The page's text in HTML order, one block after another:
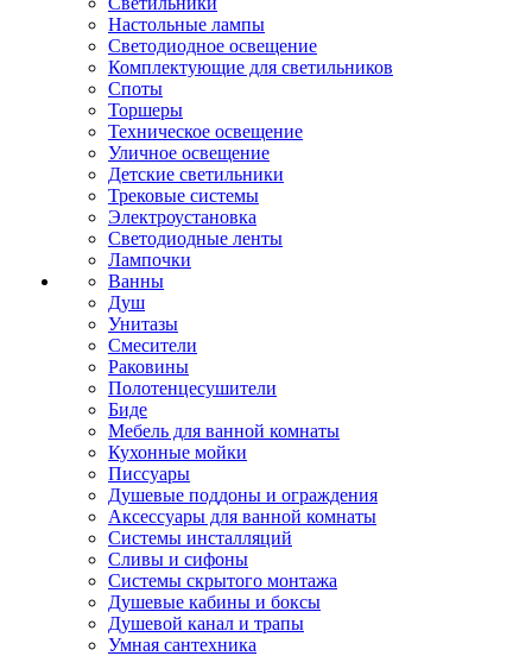
Настольные лампы
Светодиодное освещение
Комплектующие для светильников
Споты
Торшеры
Техническое освещение
Уличное освещение
Детские светильники
Трековые системы
Электроустановка
Светодиодные ленты
Лампочки
Ванны
Душ
Унитазы
Смесители
Раковины
Полотенцесушители
Биде
Мебель для ванной комнаты
Кухонные мойки
Писсуары
Душевые поддоны и ограждения
Аксессуары для ванной комнаты
Системы инсталляций
Сливы и сифоны
Системы скрытого монтажа
Душевые кабины и боксы
Душевой канал и трапы
Умная сантехника